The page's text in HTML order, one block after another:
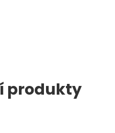
produkty